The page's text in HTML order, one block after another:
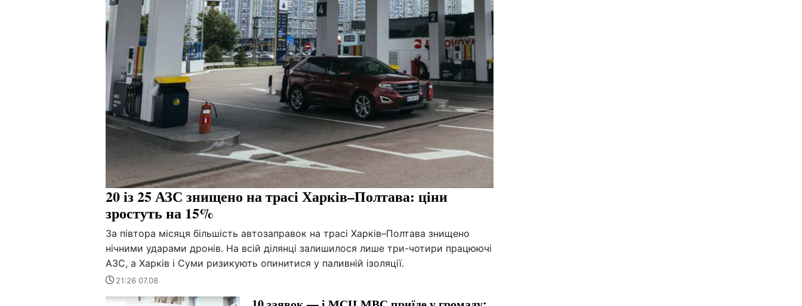
20 із 25 АЗС знищено на трасі Харків–Полтава: ціни
зростуть на 15%
За півтора місяця більшість автозаправок на трасі Харків–Полтава знищено
нічними ударами дронів. На всій ділянці залишилося лише три-чотири працюючі
АЗС, а Харків і Суми ризикують опинитися у паливній ізоляції.
21:26 07.08